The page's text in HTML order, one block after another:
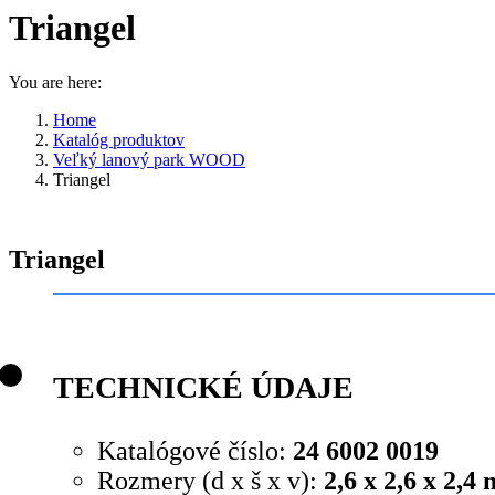
Triangel
You are here:
Home
Katalóg produktov
Veľký lanový park WOOD
Triangel
Triangel
TECHNICKÉ ÚDAJE
Katalógové číslo: 24 6002 0019
Rozmery (d x š x v): 2,6 x 2,6 x 2,4